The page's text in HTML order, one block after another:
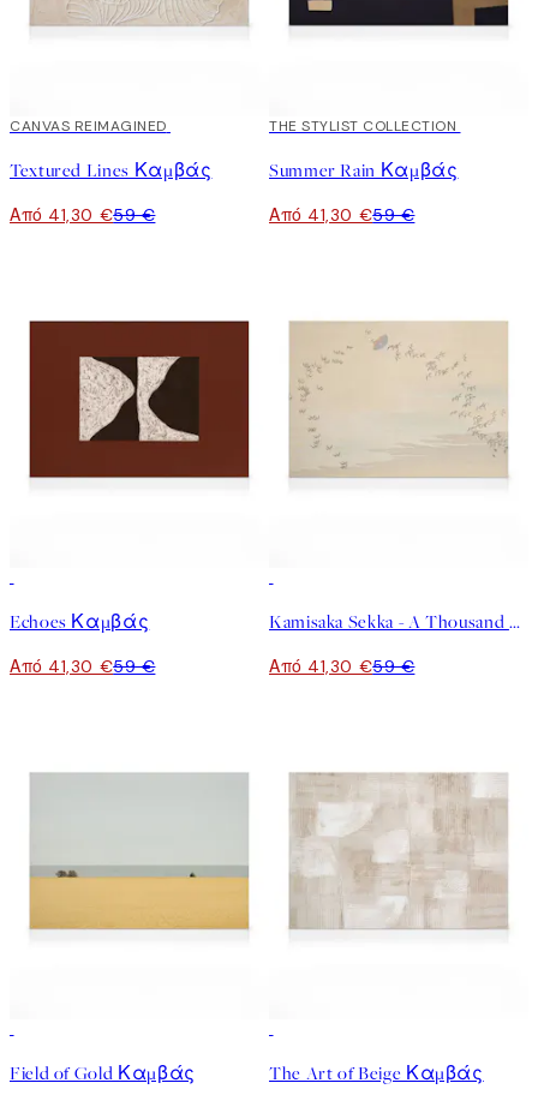
30%*
CANVAS REIMAGINED
Textured Lines Καμβάς
Από 41,30 €59 €
30%*
THE STYLIST COLLECTION
Summer Rain Καμβάς
Από 41,30 €59 €
Echoes Καμβάς
Από 41,30 €59 €
Kamisaka Sekka - A Thousand Grasses Pl.09 Καμβάς
Από 41,30 €59 €
Field of Gold Καμβάς The Art of Beige Καμβάς